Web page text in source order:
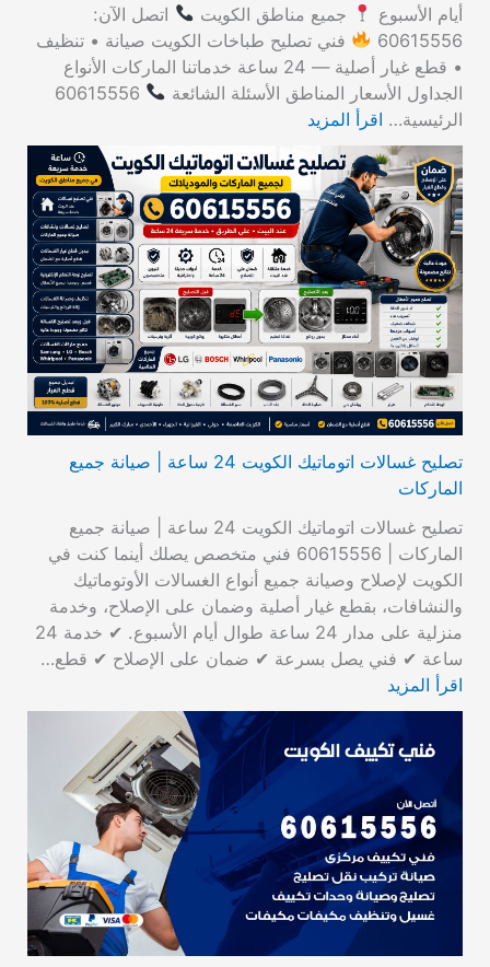
أيام الأسبوع
جميع مناطق الكويت
اتصل الآن:
60615556
فني تصليح طباخات الكويت صيانة • تنظيف
• قطع غيار أصلية — 24 ساعة خدماتنا الماركات الأنواع
الجداول الأسعار المناطق الأسئلة الشائعة
60615556
الرئيسية… اقرأ المزيد
تصليح غسالات اتوماتيك الكويت 24 ساعة | صيانة جميع
الماركات
تصليح غسالات اتوماتيك الكويت 24 ساعة | صيانة جميع
الماركات | 60615556 فني متخصص يصلك أينما كنت في
الكويت لإصلاح وصيانة جميع أنواع الغسالات الأوتوماتيك
والنشافات، بقطع غيار أصلية وضمان على الإصلاح، وخدمة
منزلية على مدار 24 ساعة طوال أيام الأسبوع. ✔ خدمة 24
ساعة ✔ فني يصل بسرعة ✔ ضمان على الإصلاح ✔ قطع…
اقرأ المزيد